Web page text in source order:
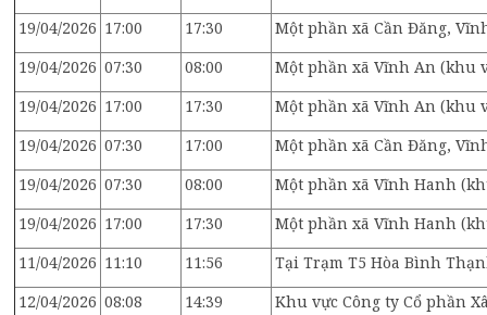
19/04/2026 17:00 17:30
Một phần xã Cần Đăng,
19/04/2026 07:30 08:00
Một phần xã Vĩnh An (khu
19/04/2026 17:00 17:30
Một phần xã Vĩnh An (khu
19/04/2026 07:30 17:00
Một phần xã Cần Đăng,
19/04/2026 07:30 08:00
Một phần xã Vĩnh Hanh
19/04/2026 17:00 17:30
Một phần xã Vĩnh Hanh
11/04/2026 11:10 11:56
Tại Trạm T5 Hòa Bình
12/04/2026 08:08 14:39
Khu vực Công ty Cổ phần